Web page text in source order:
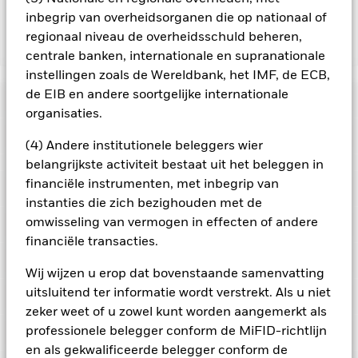
inbegrip van overheidsorganen die op nationaal of
regionaal niveau de overheidsschuld beheren,
centrale banken, internationale en supranationale
instellingen zoals de Wereldbank, het IMF, de ECB,
de EIB en andere soortgelijke internationale
organisaties.
(4) Andere institutionele beleggers wier
belangrijkste activiteit bestaat uit het beleggen in
financiële instrumenten, met inbegrip van
instanties die zich bezighouden met de
omwisseling van vermogen in effecten of andere
financiële transacties.
Wij wijzen u erop dat bovenstaande samenvatting
uitsluitend ter informatie wordt verstrekt. Als u niet
zeker weet of u zowel kunt worden aangemerkt als
professionele belegger conform de MiFID-richtlijn
en als gekwalificeerde belegger conform de
BGF Emerging Markets Sustainable Equity Fund
Risicometer
Performance
Grafiek
Volledige grafiek bekijken
Deze grafiek toont de prestatie van het product als het
Opkomende markten zijn doorgaans gevoeliger voor
economische en politieke factoren dan ontwikkelde markten.
Tot de overige risicofactoren behoren een groter
'liquiditeitsrisico', beperkingen op beleggingen in of transfers
van activa, de laattijdige of niet-uitgevoerde levering van
duurzaamheidsgerelateerde risico's.De waarde van aandelen
en aandelengerelateerde effecten kan worden beïnvloed door
dagelijkse schommelingen op de aandelenmarkten. Tot de
andere factoren die van invloed zijn, behoren politiek en
economisch nieuws, bedrijfsresultaten en belangrijke
gebeurtenissen in de bedrijven.Het Fonds streeft ernaar
ondernemingen uit te sluiten die zich bezighouden met
Kerngegevens
Fondsomvang
Introductie fonds 29/jun/2021
Beperkende benchmark 1
MSCI Emerging Markets, Net
Returns (EUR)
Portefeuille kenmerken
Aantal posities 92
Bèta 3 jr.
P/B-ratio
Morningstar-rating
Posities
per 30/jun/2026
Portefeuilleverdeling